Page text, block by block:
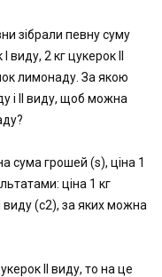
зібрали певну суму
виду, 2 кг цукерок ІІ
лимонаду. За якою
і ІІ виду, щоб можна
сума грошей (s), ціна 1
ціна 1 кг
виду (с2), за яких можна
ІІ виду, то на це